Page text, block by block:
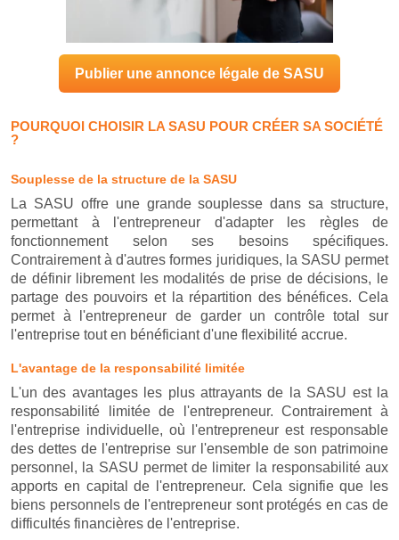
Publier une annonce légale de SASU
POURQUOI CHOISIR LA SASU POUR CRÉER SA SOCIÉTÉ
?
Souplesse de la structure de la SASU
La SASU offre une grande souplesse dans sa structure,
permettant à l'entrepreneur d'adapter les règles de
fonctionnement selon ses besoins spécifiques.
Contrairement à d'autres formes juridiques, la SASU permet
de définir librement les modalités de prise de décisions, le
partage des pouvoirs et la répartition des bénéfices. Cela
permet à l'entrepreneur de garder un contrôle total sur
l'entreprise tout en bénéficiant d'une flexibilité accrue.
L'avantage de la responsabilité limitée
L'un des avantages les plus attrayants de la SASU est la
responsabilité limitée de l'entrepreneur. Contrairement à
l'entreprise individuelle, où l'entrepreneur est responsable
des dettes de l'entreprise sur l'ensemble de son patrimoine
personnel, la SASU permet de limiter la responsabilité aux
apports en capital de l'entrepreneur. Cela signifie que les
biens personnels de l'entrepreneur sont protégés en cas de
difficultés financières de l'entreprise.